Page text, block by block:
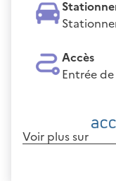
Accès
Entrée
Voir plus sur